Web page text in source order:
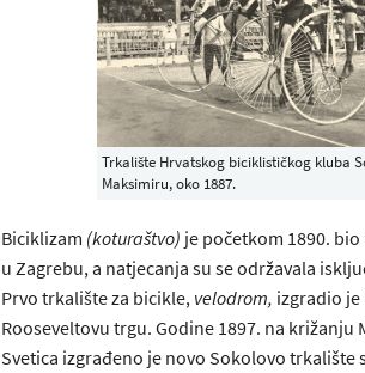
Trkalište Hrvatskog biciklističkog kluba
Maksimiru, oko 1887.
Biciklizam (koturaštvo) je početkom 1890.
u Zagrebu, a natjecanja su se održavala
Prvo trkalište za bicikle, velodrom, izgradio je
Rooseveltovu trgu. Godine 1897. na križanju
Svetica izgrađeno je novo Sokolovo trkalište